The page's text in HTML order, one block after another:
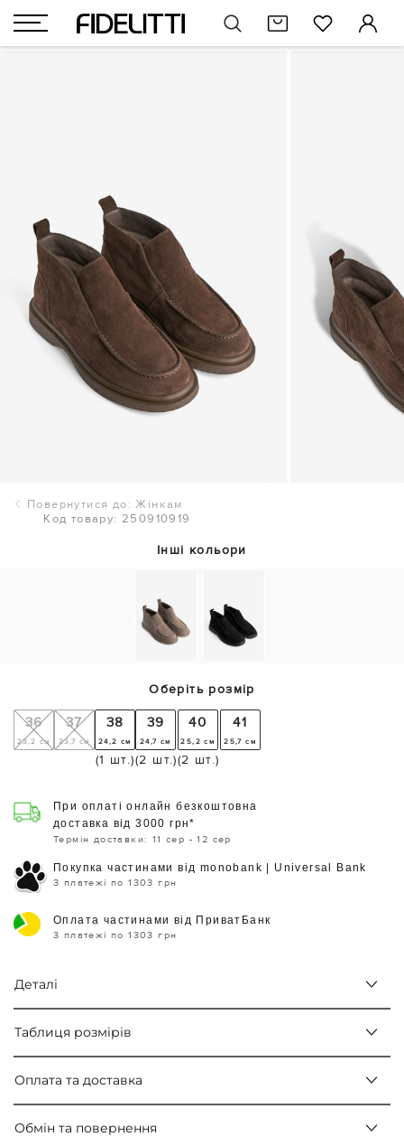
Повернутися до: Жінкам
Код товару: 250910919
Інші кольори
Оберіть розмір
36
23,2 см
37
23,7 см
38
24,2 см
(1 шт.)
39
24,7 см
(2 шт.)
40
25,2 см
(2 шт.)
41
25,7 см
При оплаті онлайн безкоштовна
доставка від 3000 грн*
Термін доставки: 11 сер - 12 сер
Покупка частинами від monobank | Universal Bank
3 платежі по 1303 грн
Оплата частинами від ПриватБанк
3 платежі по 1303 грн
Деталі
Таблиця розмірів
Оплата та доставка
Обмін та повернення